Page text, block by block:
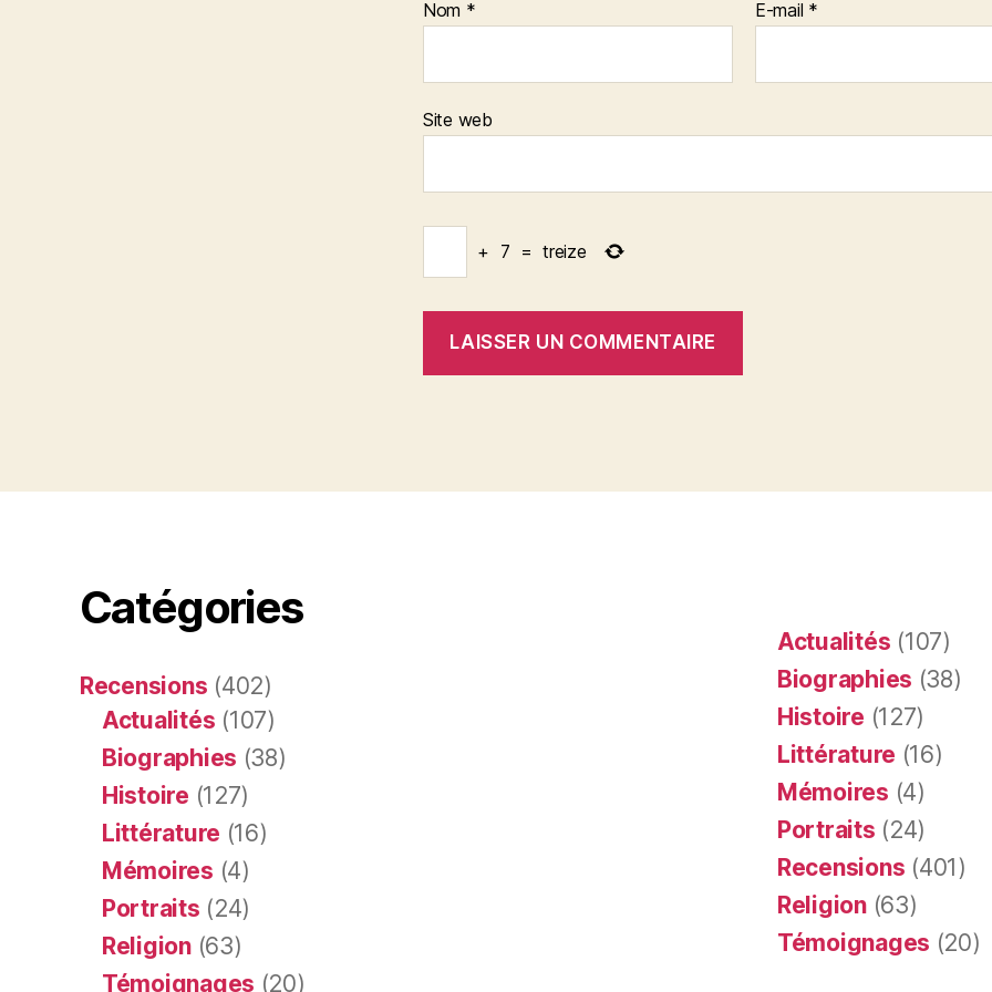
Nom * E-mail *
Site web
+ 7 = treize
Catégories
Recensions (402)
Actualités (107)
Biographies (38)
Histoire (127)
Littérature (16)
Mémoires (4)
Portraits (24)
Religion(63)
Témoignages (20)
Actualités (107)
Biographies (38)
Histoire (127)
Littérature (16)
Mémoires (4)
Portraits (24)
Recensions (401)
Religion(63)
Témoignages (20)